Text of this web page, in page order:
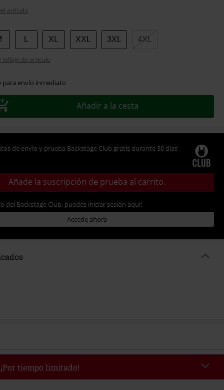
artículo
XL XXL 3XL 4XL
tallaje de artículo
para envío inmediato
Añadir a la cesta
de envío y prueba Backstage Club gratis durante 30 días
Añade la suscripción de prueba al carrito.
del Backstage Club, puedes iniciar sesión aquí:
Accede ahora
¡Por tiempo limitado!